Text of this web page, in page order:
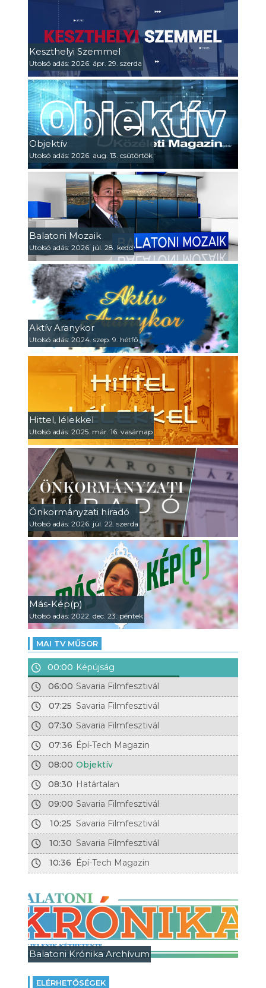
Keszthelyi Szemmel
Utolsó adás: 2026. ápr. 29. szerda
Objektív
Utolsó adás: 2026. aug. 13. csütörtök
Balatoni Mozaik
Utolsó adás: 2026. júl. 28. kedd
Aktív Aranykor
Utolsó adás: 2024. szep. 9. hétfő
Hittel, lélekkel
Utolsó adás: 2025. már. 16. vasárnap
Önkormányzati híradó
Utolsó adás: 2026. júl. 22. szerda
Más-Kép(p)
Utolsó adás: 2022. dec. 23. péntek
MAI TV MŰSOR
00:00 Képújság
06:00 Savaria Filmfesztivál
07:25 Savaria Filmfesztivál
07:30 Savaria Filmfesztivál
07:36 Épí-Tech Magazin
08:00 Objektív
08:30 Határtalan
09:00 Savaria Filmfesztivál
10:25 Savaria Filmfesztivál
10:30 Savaria Filmfesztivál
10:36
Épí-Tech Magazin
Balatoni Krónika Archívum
ELÉRHETŐSÉGEK